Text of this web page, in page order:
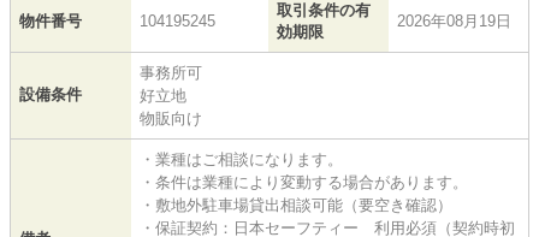
物件番号 104195245
取引条件の有
効期限
2026年08月19日
設備条件
事務所可
好立地
物販向け
・業種はご相談になります。
・条件は業種により変動する場合があります。
・敷地外駐車場貸出相談可能（要空き確認）
・保証契約：日本セーフティー 利用必須（契約時初